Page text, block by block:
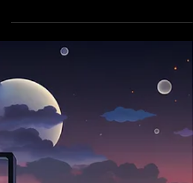
você deveria ser a ponta da flecha que abre seu
próprio caminho? Recentemente comecei a...